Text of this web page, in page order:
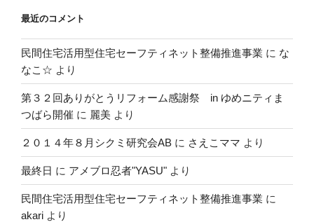
最近のコメント
民間住宅活用型住宅セーフティネット整備推進事業 に な
なこ☆ より
第３２回ありがとうリフォーム感謝祭 in ゆめニティま
つばら開催 に 麗美 より
２０１４年８月シクミ研究会AB に さえこママ より
最終日 に アメブロ忍者"YASU" より
民間住宅活用型住宅セーフティネット整備推進事業 に
akari より